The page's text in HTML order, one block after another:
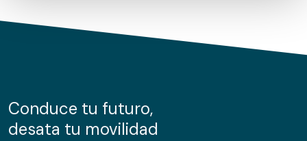
de cookies.
información sobre el uso que haga del sitio web con
nuestros partners de redes sociales, publicidad y análisis
Conduce tu futuro,
desata tu movilidad